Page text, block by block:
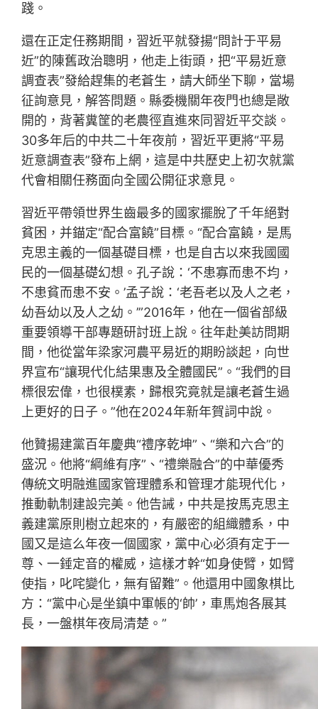
踐。
還在正定任務期間，習近平就發揚“問計于平易
近”的陳舊政治聰明，他走上街頭，把“平易近意
調查表”發給趕集的老蒼生，請大師坐下聊，當場
征詢意見，解答問題。縣委機關年夜門也總是敞
開的，背著糞筐的老農徑直進來同習近平交談。
30多年后的中共二十年夜前，習近平更將“平易
近意調查表”發布上網，這是中共歷史上初次就黨
代會相關任務面向全國公開征求意見。
習近平帶領世界生齒最多的國家擺脫了千年絕對
貧困，并錨定“配合富饒”目標。“配合富饒，是馬
克思主義的一個基礎目標，也是自古以來我國國
民的一個基礎幻想。孔子說：‘不患寡而患不均，
不患貧而患不安。’孟子說：‘老吾老以及人之老，
幼吾幼以及人之幼。’”2016年，他在一個省部級
重要領導干部專題研討班上說。往年赴美訪問期
間，他從當年梁家河農平易近的期盼談起，向世
界宣布“讓現代化結果惠及全體國民”。“我們的目
標很宏偉，也很樸素，歸根究竟就是讓老蒼生過
上更好的日子。”他在2024年新年賀詞中說。
他贊揚建黨百年慶典“禮序乾坤”、“樂和六合”的
盛況。他將“綱維有序”、“禮樂融合”的中華優秀
傳統文明融進國家管理體系和管理才能現代化，
推動軌制建設完美。他告誡，中共是按馬克思主
義建黨原則樹立起來的，有嚴密的組織體系，中
國又是這么年夜一個國家，黨中心必須有定于一
尊、一錘定音的權威，這樣才幹“如身使臂，如臂
使指，叱咤變化，無有留難”。他還用中國象棋比
方：“黨中心是坐鎮中軍帳的‘帥’，車馬炮各展其
長，一盤棋年夜局清楚。”